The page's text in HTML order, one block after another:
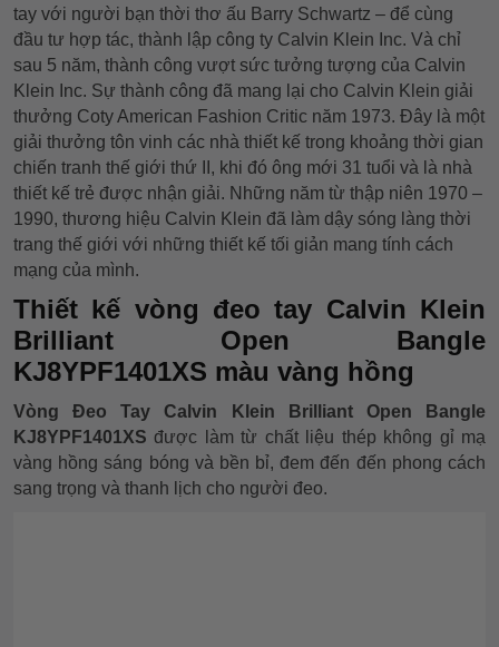
tay với người bạn thời thơ ấu Barry Schwartz – để cùng
đầu tư hợp tác, thành lập công ty Calvin Klein Inc. Và chỉ
sau 5 năm, thành công vượt sức tưởng tượng của Calvin
Klein Inc. Sự thành công đã mang lại cho Calvin Klein giải
thưởng Coty American Fashion Critic năm 1973. Đây là một
giải thưởng tôn vinh các nhà thiết kế trong khoảng thời gian
chiến tranh thế giới thứ II, khi đó ông mới 31 tuổi và là nhà
thiết kế trẻ được nhận giải. Những năm từ thập niên 1970 –
1990, thương hiệu Calvin Klein đã làm dậy sóng làng thời
trang thế giới với những thiết kế tối giản mang tính cách
mạng của mình.
Thiết kế vòng đeo tay Calvin Klein
Brilliant Open Bangle
KJ8YPF1401XS màu vàng hồng
Vòng Đeo Tay Calvin Klein Brilliant Open Bangle
KJ8YPF1401XS được làm từ chất liệu thép không gỉ mạ
vàng hồng sáng bóng và bền bỉ, đem đến đến phong cách
sang trọng và thanh lịch cho người đeo.